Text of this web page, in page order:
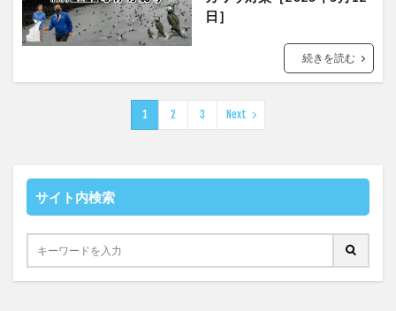
日］
続きを読む
1 2 3 Next
サイト内検索